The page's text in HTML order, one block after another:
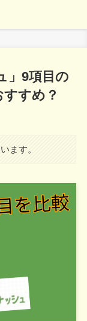
」9項目の
すめ？
ます。